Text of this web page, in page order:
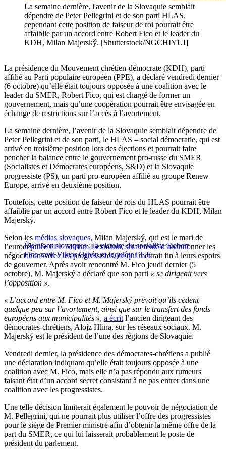
La semaine dernière, l'avenir de la Slovaquie semblait
dépendre de Peter Pellegrini et de son parti HLAS,
cependant cette position de faiseur de roi pourrait être
affaiblie par un accord entre Robert Fico et le leader du
KDH, Milan Majerský. [Shutterstock/NGCHIYUI]
La présidence du Mouvement chrétien-démocrate (KDH), parti
affilié au Parti populaire européen (PPE), a déclaré vendredi dernier
(6 octobre) qu’elle était toujours opposée à une coalition avec le
leader du SMER, Robert Fico, qui est chargé de former un
gouvernement, mais qu’une coopération pourrait être envisagée en
échange de restrictions sur l’accès à l’avortement.
La semaine dernière, l’avenir de la Slovaquie semblait dépendre de
Peter Pellegrini et de son parti, le HLAS – social démocratie, qui est
arrivé en troisième position lors des élections et pourrait faire
pencher la balance entre le gouvernement pro-russe du SMER
(Socialistes et Démocrates européens, S&D) et la Slovaquie
progressiste (PS), un parti pro-européen affilié au groupe Renew
Europe, arrivé en deuxième position.
Toutefois, cette position de faiseur de rois du HLAS pourrait être
affaiblie par un accord entre Robert Fico et le leader du KDH, Milan
Majerský.
Élections slovaques : la victoire du socialiste Robert
Fico ravit Viktor Orbán et inquiète l’UE
Selon les médias slovaques, Milan Majerský, qui est le mari de
l’eurodéputée PPE Miriam Lexmann, serait tenté d’abandonner les
négociations avec les progressistes, ce qui mettrait fin à leurs espoirs
de gouverner. Après avoir rencontré M. Fico jeudi dernier (5
octobre), M. Majerský a déclaré que son parti « se dirigeait vers
l’opposition ».
« L’accord entre M. Fico et M. Majerský prévoit qu’ils cèdent
quelque peu sur l’avortement, ainsi que sur le transfert des fonds
européens aux municipalités », a écrit l’ancien dirigeant des
démocrates-chrétiens, Alojz Hlina, sur les réseaux sociaux. M.
Majerský est le président de l’une des régions de Slovaquie.
Vendredi dernier, la présidence des démocrates-chrétiens a publié
une déclaration indiquant qu’elle était toujours opposée à une
coalition avec M. Fico, mais elle n’a pas répondu aux rumeurs
faisant état d’un accord secret consistant à ne pas entrer dans une
coalition avec les progressistes.
Une telle décision limiterait également le pouvoir de négociation de
M. Pellegrini, qui ne pourrait plus utiliser l’offre des progressistes
pour le siège de Premier ministre afin d’obtenir la même offre de la
part du SMER, ce qui lui laisserait probablement le poste de
président du parlement.